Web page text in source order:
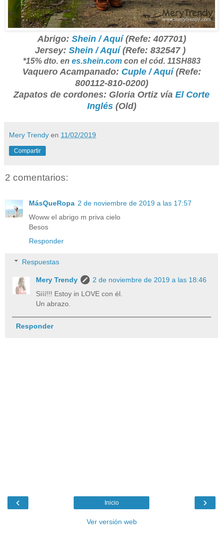
Abrigo: Shein / Aquí(Refe: 407701)
Jersey: Shein / Aquí(Refe: 832547 )
*15% dto. en es.shein.comcon el cód. 11SH883
Vaquero Acampanado: Cuple / Aquí(Refe:
800112-810-0200)
Zapatos de cordones: Gloria Ortiz vía El Corte
Inglés(Old)
Mery Trendy en 11/02/2019
Compartir
2 comentarios:
MásQueRopa 2 de noviembre de 2019 a las 17:57
Woww el abrigo m priva cielo
Besos
Responder
Respuestas
Mery Trendy
2 de noviembre de 2019 a las 18:46
Sííí!!! Estoy in LOVE con él.
Un abrazo.
Responder
‹ ›
Inicio
Ver versión web